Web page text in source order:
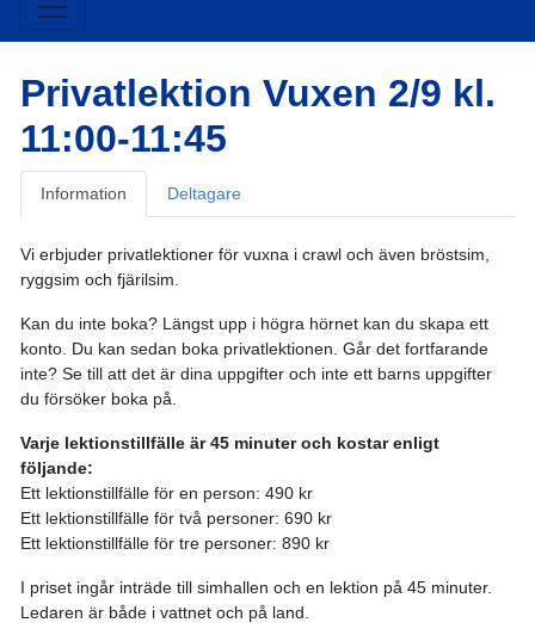
Privatlektion Vuxen 2/9 kl.
11:00-11:45
Information Deltagare
Vi erbjuder privatlektioner för vuxna i crawl och även bröstsim,
ryggsim och fjärilsim.
Kan du inte boka? Längst upp i högra hörnet kan du skapa ett
konto. Du kan sedan boka privatlektionen. Går det fortfarande
inte? Se till att det är dina uppgifter och inte ett barns uppgifter
du försöker boka på.
Varje lektionstillfälle är 45 minuter och kostar enligt
följande:
Ett lektionstillfälle för en person: 490 kr
Ett lektionstillfälle för två personer: 690 kr
Ett lektionstillfälle för tre personer: 890 kr
I priset ingår inträde till simhallen och en lektion på 45 minuter.
Ledaren är både i vattnet och på land.